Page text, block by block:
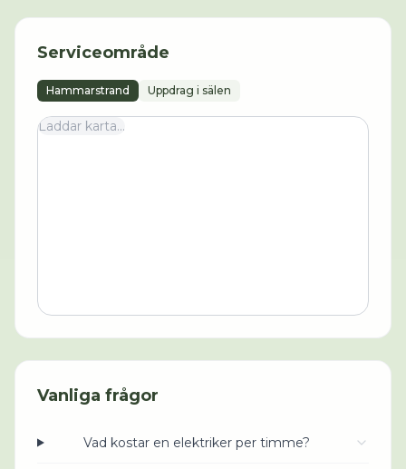
Serviceområde
Hammarstrand Uppdrag i sälen
Laddar karta...
Vanliga frågor
Vad kostar en elektriker per timme?